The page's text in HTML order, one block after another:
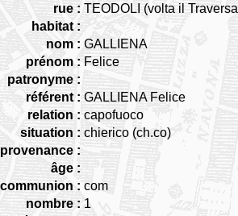
rue : TEODOLI (volta il
habitat :
nom : GALLIENA
prénom : Felice
patronyme :
référent : GALLIENA Felice
relation : capofuoco
situation : chierico (ch.co)
provenance :
âge :
communion : com
nombre : 1